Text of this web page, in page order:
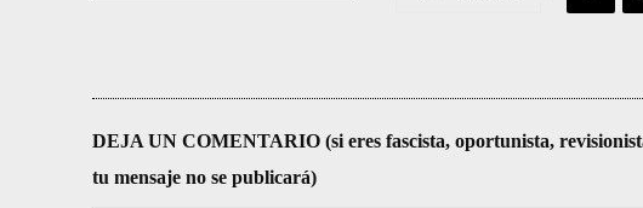
DEJA UN COMENTARIO (si eres fascista, oportunista,
tu mensaje no se publicará)